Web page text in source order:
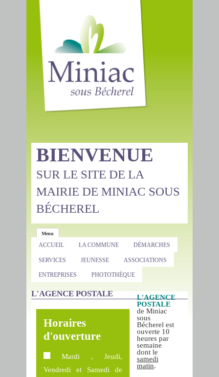
BIENVENUE
SUR LE SITE DE LA
MAIRIE DE MINIAC SOUS
BÉCHEREL
Menu
ACCUEIL LA COMMUNE DÉMARCHES
SERVICES JEUNESSE ASSOCIATIONS
ENTREPRISES PHOTOTHÈQUE
L'AGENCE POSTALE
Horaires
d'ouverture
Mardi , Jeudi,
Vendredi et Samedi de
L'AGENCE
POSTALE
de Miniac
sous
Bécherel est
ouverte 10
heures par
semaine
dont le
samedi
matin.